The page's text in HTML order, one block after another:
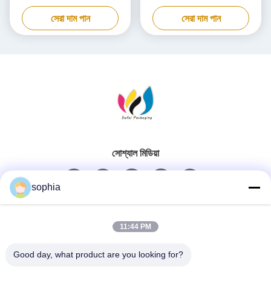
কার্ডবোর্ড বক্স
সেরা দাম পান
প্যাকেজিং বক্স কাস্টমাইজড
সেরা দাম পান
সোশ্যাল মিডিয়া
দ্রুত যোগাযোগ
sophia
11:44 PM
Good day, what product are you looking for?